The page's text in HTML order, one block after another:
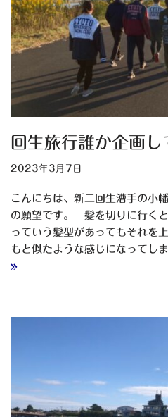
回生旅行誰か企画し
2023年3月7日
こんにちは、新二回生漕手の小
の願望です。 髪を切りに行くと
っていう髪型があってもそれを
もと似たような感じになってし
»